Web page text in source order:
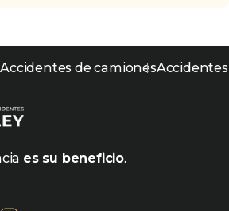
Accidentes de camiones
es su beneficio.